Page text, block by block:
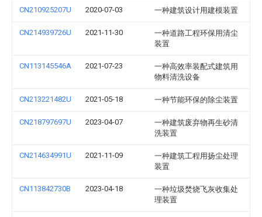
CN210925207U 2020-07-03 一种建筑设计用建模装置
CN214939726U 2021-11-30
一种道路工程环保用清尘
装置
CN113145546A 2021-07-23
一种高效率装配式建筑用
物料清洗设备
CN213221482U 2021-05-18 一种节能环保的除尘装置
CN218797697U 2023-04-07
一种建筑废弃物再生砂清
洗装置
CN214634991U 2021-11-09
一种建筑工程用扬尘处理
装置
CN113842730B 2023-04-18
一种垃圾焚烧飞灰收集处
理装置